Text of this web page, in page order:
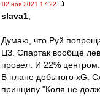
02 ноя 2021 17:22
slava1
Думаю, что Руй
ЦЗ. Спартак вообще
провел. И 22%
В плане добытого xG.
принципу "Коля не